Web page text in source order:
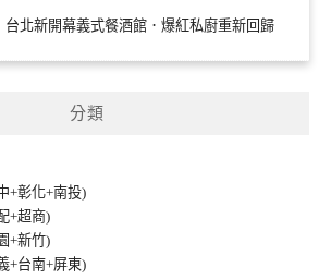
台北新開幕義式餐酒館．爆紅私廚重新回歸
分類
+彰化+南投)
+超商)
+新竹)
+台南+屏東)